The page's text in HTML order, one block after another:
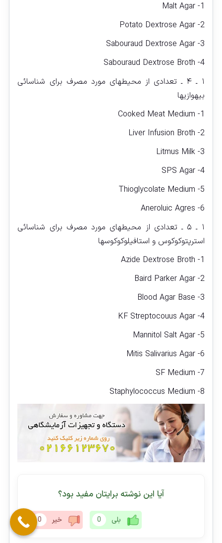
1- Malt Agar
2- Potato Dextrose Agar
3- Sabouraud Dextrose Agar
4- Sabouraud Dextrose Broth
۱ ـ ۴ ـ تعدادی از محیطهای مورد مصرف برای شناسائی
بی‏هوازی‏ها
1- Cooked Meat Medium
2- Liver Infusion Broth
3- Litmus Milk
4- SPS Agar
5- Thioglycolate Medium
6- Aneroluic Agres
۱ ـ ۵ ـ تعدادی از محیطهای مورد مصرف برای شناسائی
استرپتوکوکوس و استافیلوکوکوس‏ها
1- Azide Dextrose Broth
2- Baird Parker Agar
3- Blood Agar Base
4- KF Streptocouus Agar
5- Mannitol Salt Agar
6- Mitis Salivarius Agar
7- SF Medium
8- Staphylococcus Medium
آیا این نوشته برایتان مفید بود؟
بلی 0 خیر 0